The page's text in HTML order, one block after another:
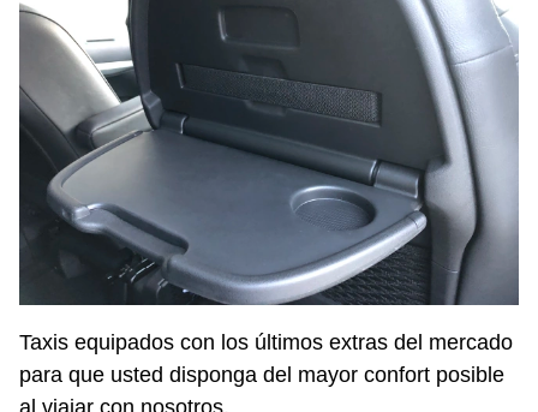
Taxis equipados con los últimos extras del mercado
para que usted disponga del mayor confort posible